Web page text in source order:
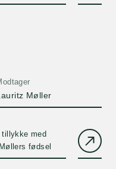
Møller
med
fødsel